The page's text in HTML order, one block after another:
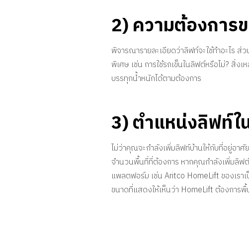
2) ความต้องการ
พิจารณารายละเอียดว่าลิฟท์จะใช้ทำอะไร
พิเศษ เช่น การใช้รถเข็นในลิฟต์หรือไม่? สิ่
บรรทุกน้ำหนักได้ตามต้องการ
3) ตำแหน่งลิฟท์
ไม่ว่าคุณจะกำลังเพิ่มลิฟท์บ้านให้กับที่อยู่อา
จำนวนพื้นที่ที่ต้องการ หากคุณกำลังเพิ่มลิฟ
แพลตฟอร์ม เช่น Aritco HomeLift ของเรา
ขนาดที่แสดงให้เห็นว่า HomeLift ต้องการพื้